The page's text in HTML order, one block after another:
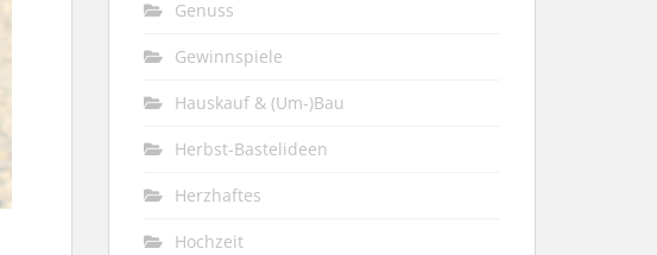
Genuss
Gewinnspiele
Hauskauf & (Um-)Bau
Herbst-Bastelideen
Herzhaftes
Hochzeit